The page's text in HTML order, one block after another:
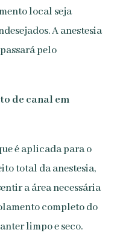
local seja
A anestesia
pelo
de canal em
é aplicada para o
total da anestesia,
a área necessária
completo do
limpo e seco.